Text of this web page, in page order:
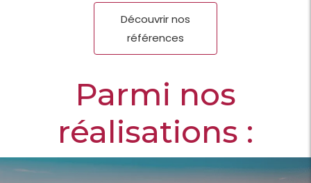
Découvrir nos
références
Parmi nos
réalisations :